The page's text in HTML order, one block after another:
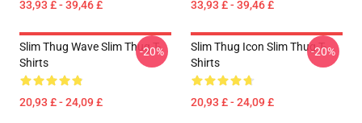
33,93 £ - 39,46 £ 33,93 £ - 39,46 £
Slim Thug Wave Slim Thug T-
Shirts
20,93 £ - 24,09 £
-20%
Slim Thug Icon Slim Thug T-
Shirts
20,93 £ - 24,09 £
-20%